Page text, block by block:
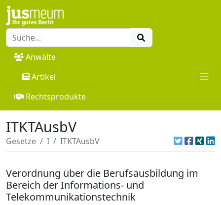
Anwälte
Artikel
Rechtsprodukte
ITKTAusbV
Gesetze I ITKTAusbV
Verordnung über die Berufsausbildung im
Bereich der Informations- und
Telekommunikationstechnik